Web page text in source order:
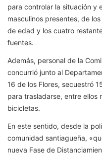
para controlar la situación y
masculinos presentes, de
de edad y los cuatro
fuentes.
Además, personal de la
concurrió junto al
16 de los Flores, secuestró
para trasladarse, entre ellos
bicicletas.
En este sentido, desde la
comunidad santiagueña,
nueva Fase de